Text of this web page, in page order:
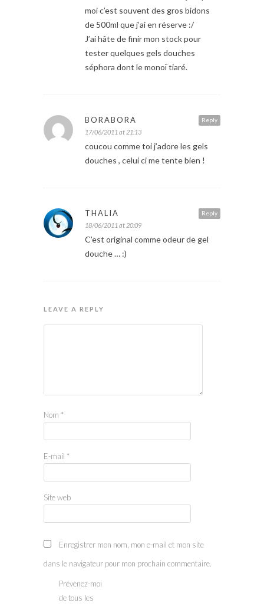
moi c’est souvent des gros bidons
de 500ml que j’ai en réserve :/
J’ai hâte de finir mon stock pour
tester quelques gels douches
séphora dont le monoï tiaré.
Reply
BORABORA
17/06/2011 at 21:13
coucou comme toi j’adore les gels
douches , celui ci me tente bien !
Reply
THALIA
18/06/2011 at 20:09
C’est original comme odeur de gel
douche … :)
LEAVE A REPLY
Nom *
E-mail *
Site web
Enregistrer mon nom, mon e-mail et mon site
dans le navigateur pour mon prochain commentaire.
Prévenez-moi
de tous les